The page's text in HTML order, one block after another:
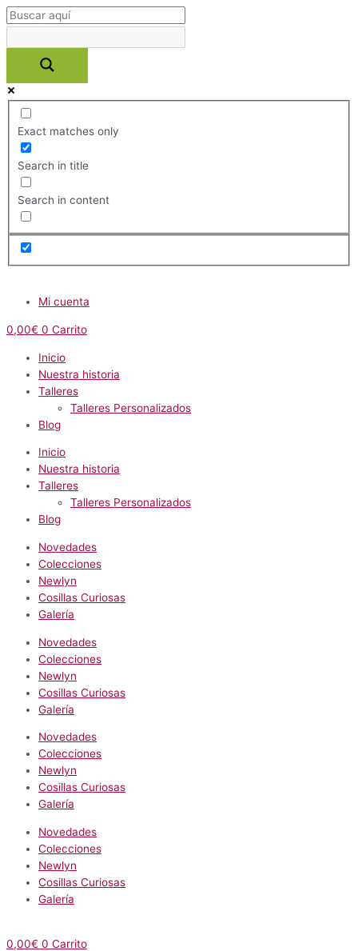
Ir
al
contenido
Exact matches only
Search in title
Search in content
Menú Mi cuenta
0,00€ 0 Carrito
Inicio
Nuestra historia
Talleres
Talleres Personalizados
Blog
Inicio
Nuestra historia
Talleres
Talleres Personalizados
Blog
Novedades
Colecciones
Newlyn
Cosillas Curiosas
Galería
Novedades
Colecciones
Newlyn
Cosillas Curiosas
Galería
Novedades
Colecciones
Newlyn
Cosillas Curiosas
Galería
Novedades
Colecciones
Newlyn
Cosillas Curiosas
Galería
0,00€ 0 Carrito